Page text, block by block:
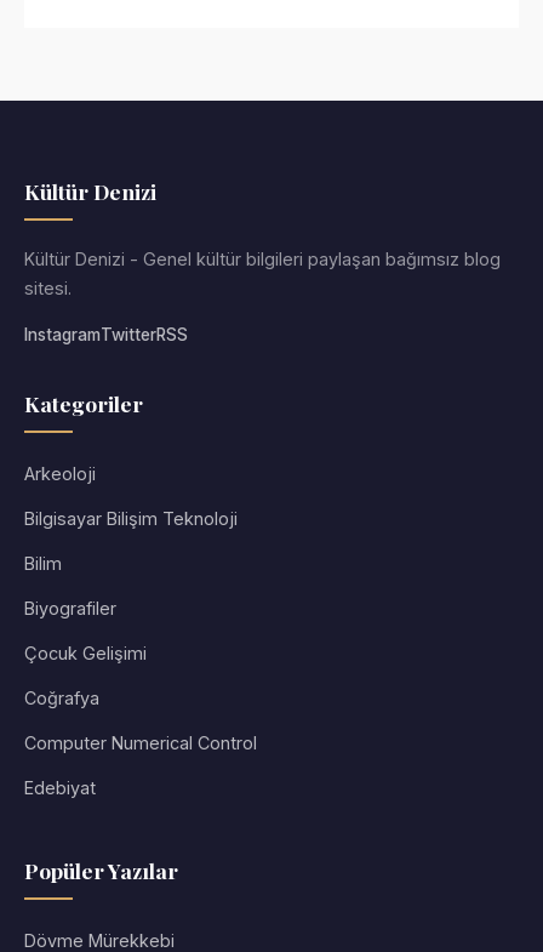
Kültür Denizi
Kültür Denizi - Genel kültür bilgileri paylaşan bağımsız blog
sitesi.
InstagramTwitterRSS
Kategoriler
Arkeoloji
Bilgisayar Bilişim Teknoloji
Bilim
Biyografiler
Çocuk Gelişimi
Coğrafya
Computer Numerical Control
Edebiyat
Popüler Yazılar
Dövme Mürekkebi